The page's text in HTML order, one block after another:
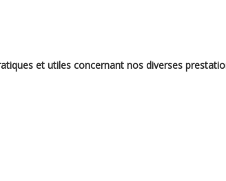
et utiles concernant nos diverses